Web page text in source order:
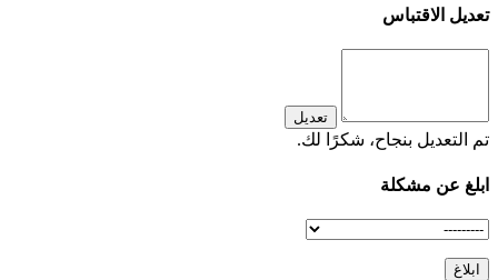
تعديل الاقتباس
تعديل
تم التعديل بنجاح، شكرًا لك.
ابلغ عن مشكلة
ابلاغ